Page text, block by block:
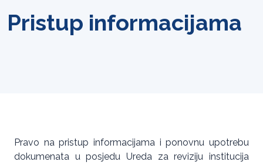
Pristup informacijama
Pravo na pristup informacijama i ponovnu upotrebu
dokumenata u posjedu Ureda za reviziju institucija